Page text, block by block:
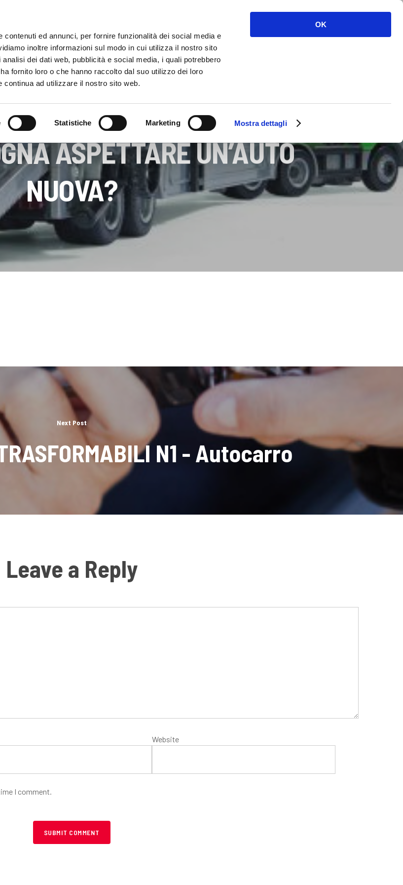
ed annunci, per fornire funzionalità dei social media e
inoltre informazioni sul modo in cui utilizza il nostro sito
dei dati web, pubblicità e social media, i quali potrebbero
fornito loro o che hanno raccolto dal suo utilizzo dei loro
ad utilizzare il nostro sito web.
Statistiche Marketing Mostra dettagli
OK
CONTATTI
ASPETTARE UN’AUTO
NUOVA?
Next Post
N1 - Autocarro
Leave a Reply
Website
I comment.